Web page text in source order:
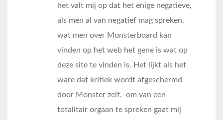
het valt mij op dat het enige negatieve,
als men al van negatief mag spreken,
wat men over Monsterboard kan
vinden op het web het gene is wat op
deze site te vinden is. Het lijkt als het
ware dat kritiek wordt afgeschermd
door Monster zelf, om van een
totalitair orgaan te spreken gaat mij